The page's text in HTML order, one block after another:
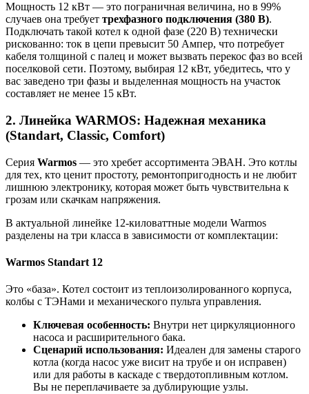
Мощность 12 кВт — это пограничная величина, но в 99%
случаев она требует трехфазного подключения (380 В).
Подключать такой котел к одной фазе (220 В) технически
рискованно: ток в цепи превысит 50 Ампер, что потребует
кабеля толщиной с палец и может вызвать перекос фаз во всей
поселковой сети. Поэтому, выбирая 12 кВт, убедитесь, что у
вас заведено три фазы и выделенная мощность на участок
составляет не менее 15 кВт.
2. Линейка WARMOS: Надежная механика
(Standart, Classic, Comfort)
Серия Warmos — это хребет ассортимента ЭВАН. Это котлы
для тех, кто ценит простоту, ремонтопригодность и не любит
лишнюю электронику, которая может быть чувствительна к
грозам или скачкам напряжения.
В актуальной линейке 12-киловаттные модели Warmos
разделены на три класса в зависимости от комплектации:
Warmos Standart 12
Это «база». Котел состоит из теплоизолированного корпуса,
колбы с ТЭНами и механического пульта управления.
Ключевая особенность: Внутри нет циркуляционного
насоса и расширительного бака.
Сценарий использования: Идеален для замены старого
котла (когда насос уже висит на трубе и он исправен)
или для работы в каскаде с твердотопливным котлом.
Вы не переплачиваете за дублирующие узлы.